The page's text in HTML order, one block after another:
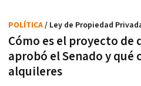
Cómo es el proyecto de
aprobó el Senado y qué
alquileres
POLÍTICA/ Ley de Propiedad